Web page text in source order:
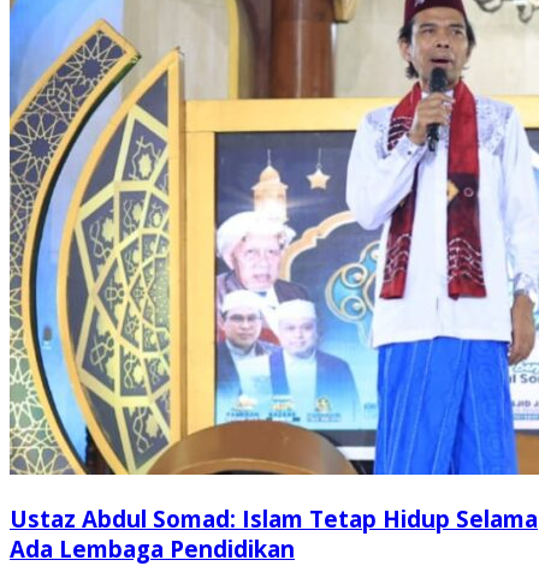
Ustaz Abdul Somad: Islam Tetap Hidup Selama
Ada Lembaga Pendidikan